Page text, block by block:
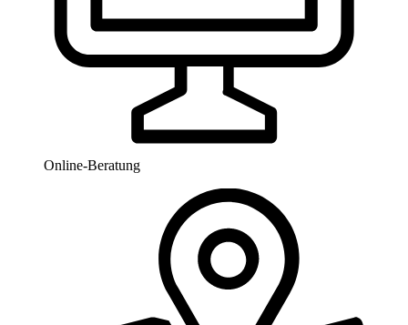
Online-Beratung